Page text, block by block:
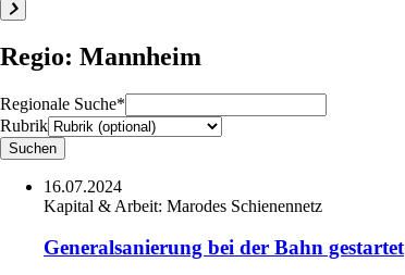
Regio: Mannheim
Regionale Suche*
Rubrik
16.07.2024
Kapital & Arbeit: Marodes Schienennetz
Generalsanierung bei der Bahn gestartet